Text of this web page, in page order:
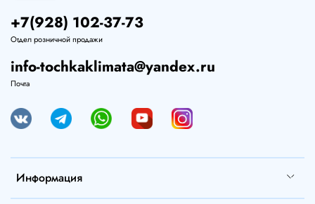
Информация
+7(928) 102-37-73
Отдел розничной продажи
info-tochkaklimata@yandex.ru
Почта